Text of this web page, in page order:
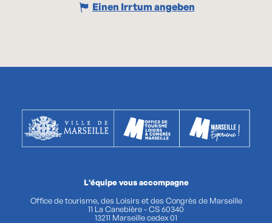
Einen Irrtum angeben
L'équipe vous accompagne
Office de tourisme, des Loisirs et des Congrès de Marseille
11 La Canebière - CS 60340
13211 Marseille cedex 01